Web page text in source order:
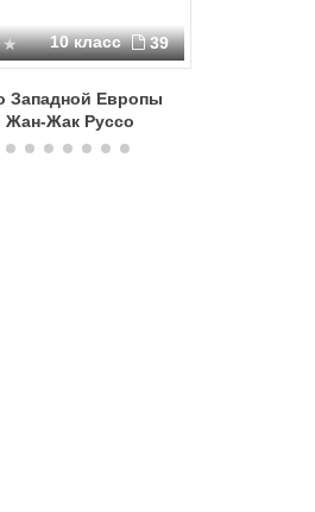
10 класс 39
Западной Европы
Жан-Жак Руссо